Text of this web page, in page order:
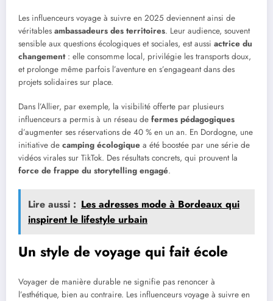
Les influenceurs voyage à suivre en 2025 deviennent ainsi de
véritables ambassadeurs des territoires. Leur audience, souvent
sensible aux questions écologiques et sociales, est aussi actrice du
changement: elle consomme local, privilégie les transports doux,
et prolonge même parfois l’aventure en s’engageant dans des
projets solidaires sur place.
Dans l’Allier, par exemple, la visibilité offerte par plusieurs
influenceurs a permis à un réseau de fermes pédagogiques
d’augmenter ses réservations de 40 % en un an. En Dordogne, une
initiative de camping écologique a été boostée par une série de
vidéos virales sur TikTok. Des résultats concrets, qui prouvent la
force de frappe du storytelling engagé.
Lire aussi : Les adresses mode à Bordeaux qui
inspirent le lifestyle urbain
Un style de voyage qui fait école
Voyager de manière durable ne signifie pas renoncer à
l’esthétique, bien au contraire. Les influenceurs voyage à suivre en